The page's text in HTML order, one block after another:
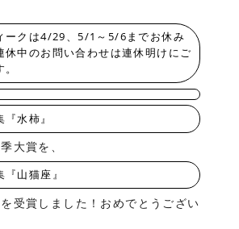
ークは4/29、5/1～5/6までお休み
休中のお問い合わせは連休明けにご
水柿』
大賞を、
山猫座』
受賞しました！おめでとうござい